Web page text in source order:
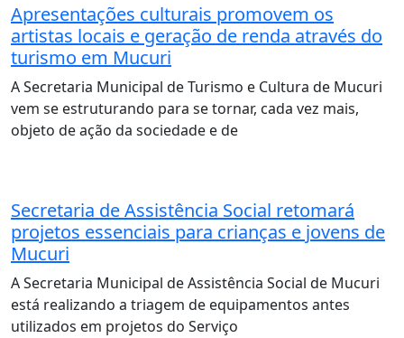
Apresentações culturais promovem os
artistas locais e geração de renda através do
turismo em Mucuri
A Secretaria Municipal de Turismo e Cultura de Mucuri
vem se estruturando para se tornar, cada vez mais,
objeto de ação da sociedade e de
Secretaria de Assistência Social retomará
projetos essenciais para crianças e jovens de
Mucuri
A Secretaria Municipal de Assistência Social de Mucuri
está realizando a triagem de equipamentos antes
utilizados em projetos do Serviço